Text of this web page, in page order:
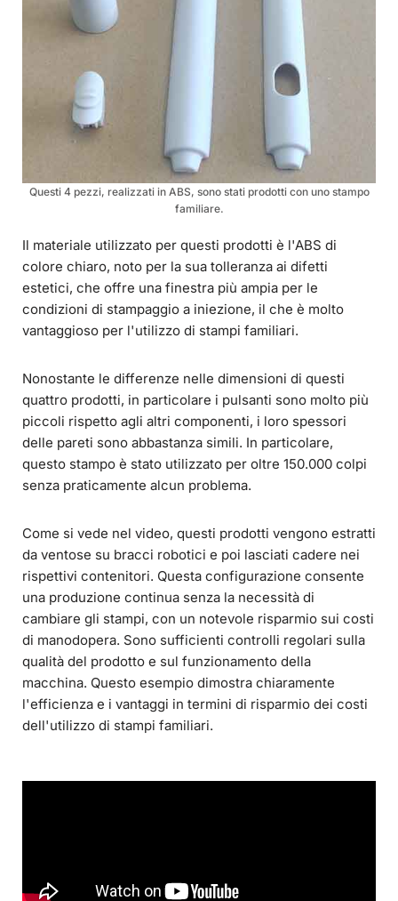
Questi 4 pezzi, realizzati in ABS, sono stati prodotti con uno stampo
familiare.
Il materiale utilizzato per questi prodotti è l'ABS di
colore chiaro, noto per la sua tolleranza ai difetti
estetici, che offre una finestra più ampia per le
condizioni di stampaggio a iniezione, il che è molto
vantaggioso per l'utilizzo di stampi familiari.
Nonostante le differenze nelle dimensioni di questi
quattro prodotti, in particolare i pulsanti sono molto più
piccoli rispetto agli altri componenti, i loro spessori
delle pareti sono abbastanza simili. In particolare,
questo stampo è stato utilizzato per oltre 150.000 colpi
senza praticamente alcun problema.
Come si vede nel video, questi prodotti vengono estratti
da ventose su bracci robotici e poi lasciati cadere nei
rispettivi contenitori. Questa configurazione consente
una produzione continua senza la necessità di
cambiare gli stampi, con un notevole risparmio sui costi
di manodopera. Sono sufficienti controlli regolari sulla
qualità del prodotto e sul funzionamento della
macchina. Questo esempio dimostra chiaramente
l'efficienza e i vantaggi in termini di risparmio dei costi
dell'utilizzo di stampi familiari.